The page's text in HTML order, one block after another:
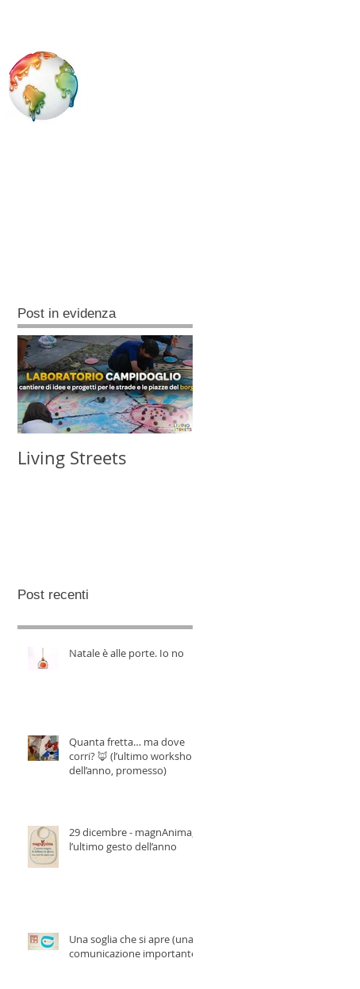
Post in evidenza
Living Streets
Post recenti
Natale è alle porte. Io no
Quanta fretta… ma dove
corri? 🦊 (l’ultimo workshop
dell’anno, promesso)
29 dicembre - magnAnima,
l’ultimo gesto dell’anno
Una soglia che si apre (una
comunicazione importante)